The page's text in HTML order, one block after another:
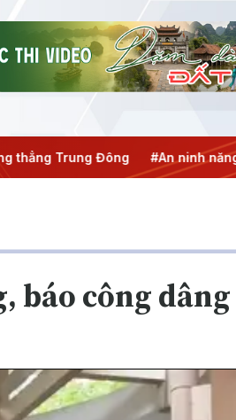
thẳng Trung Đông #An ninh năng
báo công dâng